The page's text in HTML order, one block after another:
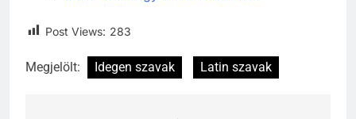
Idegen szavak Latin szavak